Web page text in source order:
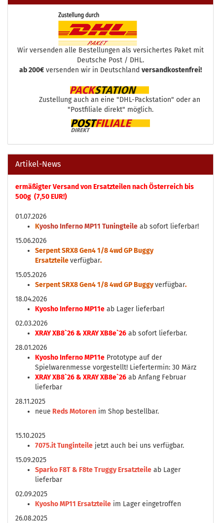
Wir versenden alle Bestellungen als versichertes Paket mit
Deutsche Post / DHL.
ab 200€ versenden wir in Deutschland versandkostenfrei!
Zustellung auch an eine "DHL-Packstation" oder an
"Postfiliale direkt" möglich.
Artikel-News
ermäßigter Versand von Ersatzteilen nach Österreich bis
500g (7,50 EUR!)
01.07.2026
Kyosho Inferno MP11 Tuningteile ab sofort lieferbar!
15.06.2026
Serpent SRX8 Gen4 1/8 4wd GP Buggy
Ersatzteileverfügbar.
15.05.2026
Serpent SRX8 Gen4 1/8 4wd GP Buggyverfügbar.
18.04.2026
Kyosho Inferno MP11e ab Lager lieferbar!
02.03.2026
XRAY XB8`26 & XRAY XB8e`26 ab sofort lieferbar.
28.01.2026
Kyosho Inferno MP11e Prototype auf der
Spielwarenmesse vorgestellt! Liefertermin: 30 März
XRAY XB8`26 & XRAY XB8e`26 ab Anfang Februar
lieferbar
28.11.2025
neue Reds Motoren im Shop bestellbar.
15.10.2025
7075.it Tunginteile jetzt auch bei uns verfügbar.
15.09.2025
Sparko F8T & F8te Truggy Ersatzteile ab Lager
lieferbar
02.09.2025
Kyosho MP11 Ersatzteile im Lager eingetroffen
26.08.2025